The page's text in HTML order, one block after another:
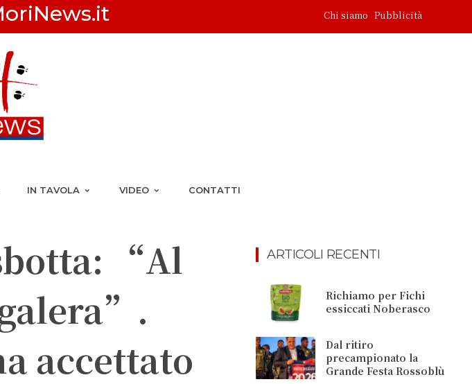
Chi siamo Pubblicità
IN TAVOLA VIDEO CONTATTI
“Al
accettato
ARTICOLI RECENTI
Richiamo per Fichi
essiccati Noberasco
Dal ritiro
precampionato la
Grande Festa Rossoblù